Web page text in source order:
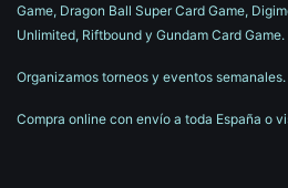
Game, Dragon Ball Super Card Game,
Unlimited, Riftbound y Gundam Card Game.
Organizamos torneos y eventos semanales.
Compra online con envío a toda España o